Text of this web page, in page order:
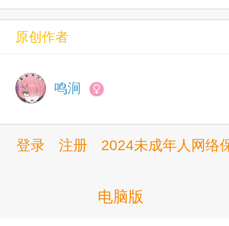
第十七章 明牌的力量
第二十章 他选择捞起名字
原创作者
鸣涧
登录 注册 2024未成年人网络
电脑版